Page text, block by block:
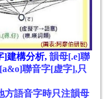
]建構分析, 韻母[.e]聯
聯音字[虚字],只
語音字時只注韻母